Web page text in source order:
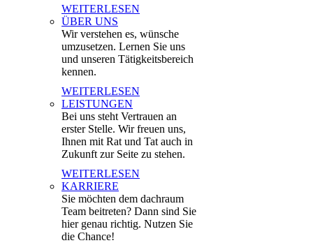
WEITERLESEN
ÜBER UNS
Wir verstehen es, wünsche
umzusetzen. Lernen Sie uns
und unseren Tätigkeitsbereich
kennen.
WEITERLESEN
LEISTUNGEN
Bei uns steht Vertrauen an
erster Stelle. Wir freuen uns,
Ihnen mit Rat und Tat auch in
Zukunft zur Seite zu stehen.
WEITERLESEN
KARRIERE
Sie möchten dem dachraum
Team beitreten? Dann sind Sie
hier genau richtig. Nutzen Sie
die Chance!